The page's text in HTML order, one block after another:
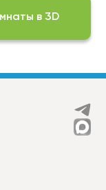
и др.
+ фрезеровки
без ручек
в 3D